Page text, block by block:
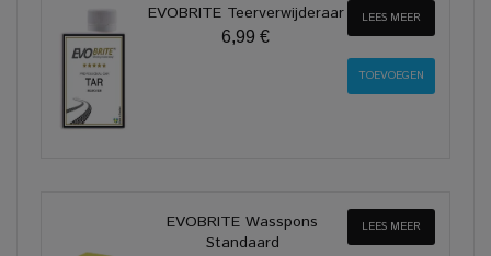
EVOBRITE Teerverwijderaar
6,99 €
LEES MEER
EVOBRITE Wasspons
Standaard
LEES MEER